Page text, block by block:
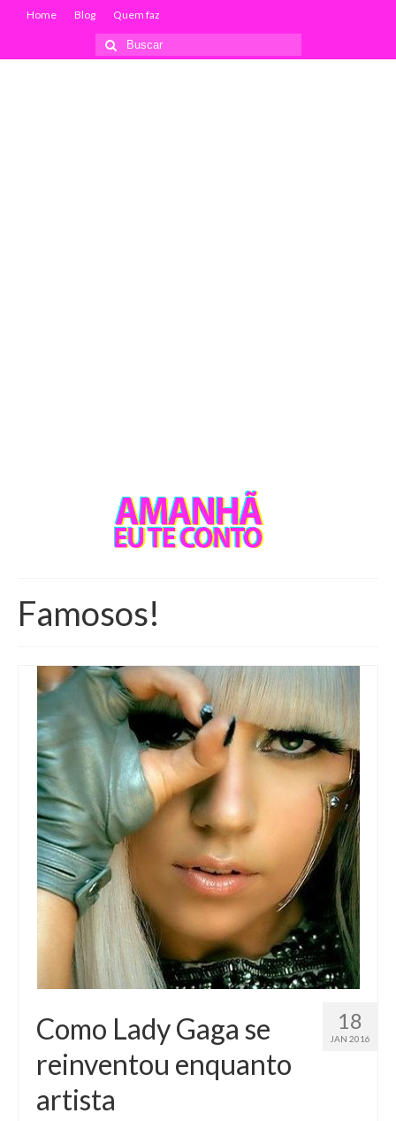
Home Blog Quem faz
Buscar
por:
Famosos!
18
JAN 2016
Como Lady Gaga se
reinventou enquanto
artista